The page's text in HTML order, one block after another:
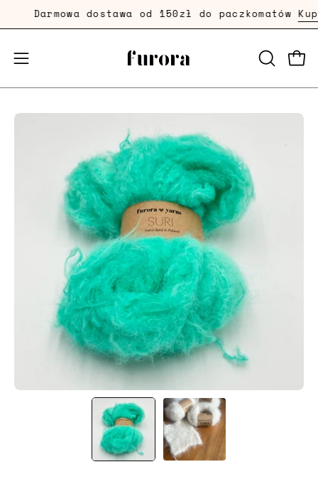
Przejdź
dalej
Darmowa dostawa od 150zł do paczkomatówKup
Przełącznik
menu
OTWÓRZ
Powiększenie